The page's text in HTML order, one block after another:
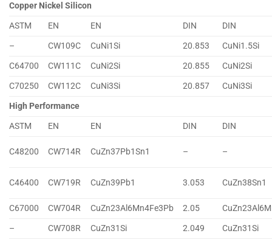
Copper Nickel Silicon
ASTM
EN EN DIN
DIN
–
CW109C CuNi1Si 20.853
CuNi1.5Si
C64700
CW111C CuNi2Si 20.855
CuNi2Si
C70250
CW112C CuNi3Si 20.857
CuNi3Si
High Performance
ASTM
EN EN DIN DIN
C48200 CW714R CuZn37Pb1Sn1 – –
C46400 CW719R CuZn39Pb1 3.053 CuZn38Sn1
C67000 CW704R CuZn23Al6Mn4Fe3Pb 2.05
–
CW708R CuZn31Si 2.049
CuZn31Si